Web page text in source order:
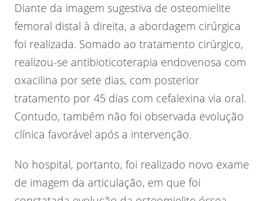
Diante da imagem sugestiva de osteomielite
femoral distal à direita, a abordagem cirúrgica
foi realizada. Somado ao tratamento cirúrgico,
realizou-se antibioticoterapia endovenosa com
oxacilina por sete dias, com posterior
tratamento por 45 dias com cefalexina via oral.
Contudo, também não foi observada evolução
clínica favorável após a intervenção.
No hospital, portanto, foi realizado novo exame
de imagem da articulação, em que foi